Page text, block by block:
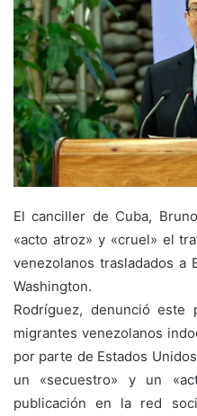
El canciller de Cuba, Bruno
«acto atroz» y «cruel» el
venezolanos trasladados a
Washington.
Rodríguez, denunció
migrantes venezolanos
por parte de Estados
un «secuestro» y un
publicación en la red